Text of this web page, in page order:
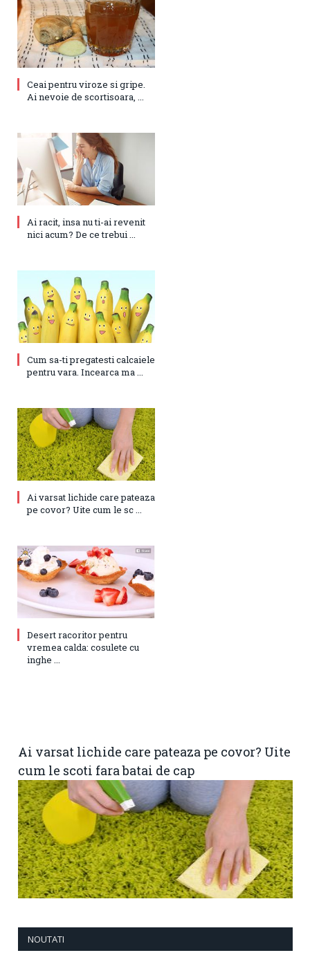
Ceai pentru viroze si gripe.
Ai nevoie de scortisoara, ...
Ai racit, insa nu ti-ai revenit
nici acum? De ce trebui ...
Cum sa-ti pregatesti calcaiele
pentru vara. Incearca ma ...
Ai varsat lichide care pateaza
pe covor? Uite cum le sc ...
Desert racoritor pentru
vremea calda: cosulete cu
inghe ...
Ai varsat lichide care pateaza pe covor? Uite
cum le scoti fara batai de cap
NOUTATI